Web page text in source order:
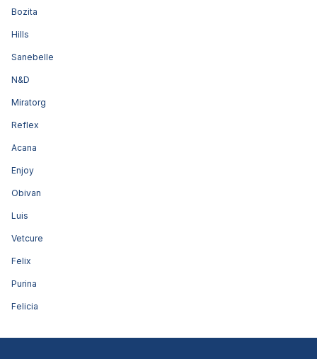
Bozita
Hills
Sanebelle
N&D
Miratorg
Reflex
Acana
Enjoy
Obivan
Luis
Vetcure
Felix
Purina
Felicia